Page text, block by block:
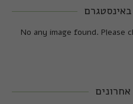
No any image found. Please